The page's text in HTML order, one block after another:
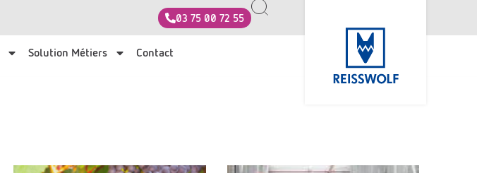
03 75 00 72 55
Solution Métiers Contact